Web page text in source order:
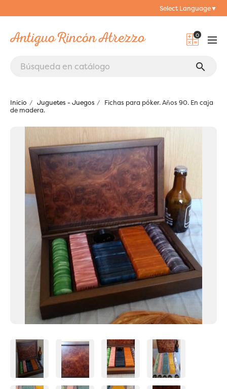
Select Language▼
0
search
Inicio Juguetes - Juegos
Fichas para póker. Años 90. En caja
de madera.